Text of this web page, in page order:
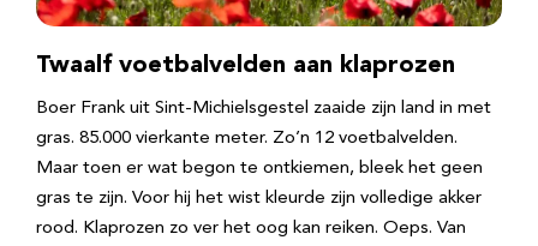
Twaalf voetbalvelden aan klaprozen
Boer Frank uit Sint-Michielsgestel zaaide zijn land in met
gras. 85.000 vierkante meter. Zo’n 12 voetbalvelden.
Maar toen er wat begon te ontkiemen, bleek het geen
gras te zijn. Voor hij het wist kleurde zijn volledige akker
rood. Klaprozen zo ver het oog kan reiken. Oeps. Van